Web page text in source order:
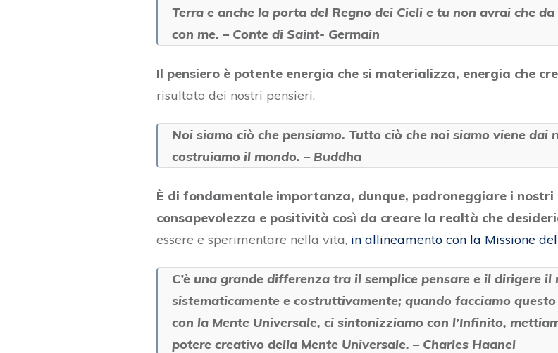
Terra e anche la porta del Regno dei Cieli e tu non avrai che
con me. – Conte di Saint- Germain
Il pensiero è potente energia che si materializza, energia che
risultato dei nostri pensieri.
Noi siamo ciò che pensiamo. Tutto ciò che noi siamo viene dai
costruiamo il mondo. – Buddha
È di fondamentale importanza, dunque, padroneggiare i nostri
consapevolezza e positività così da creare la realtà che
essere e sperimentare nella vita, in allineamento con la Missione
C’è una grande differenza tra il semplice pensare e il dirigere
sistematicamente e costruttivamente; quando facciamo
con la Mente Universale, ci sintonizziamo con l’Infinito,
potere creativo della Mente Universale. – Charles Haanel